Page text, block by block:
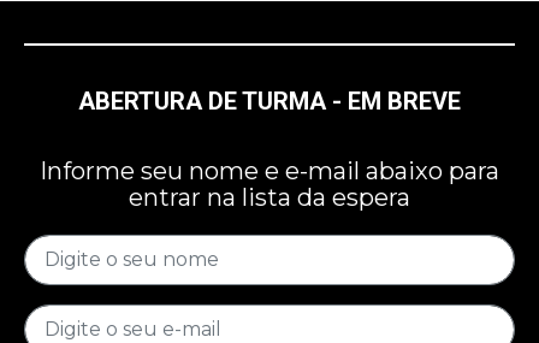
ABERTURA DE TURMA - EM BREVE
Informe seu nome e e-mail abaixo para
entrar na lista da espera